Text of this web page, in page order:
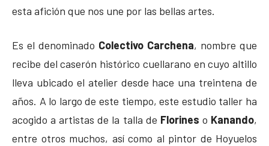
esta afición que nos une por las bellas artes.
Es el denominado Colectivo Carchena, nombre que
recibe del caserón histórico cuellarano en cuyo altillo
lleva ubicado el atelier desde hace una treintena de
años. A lo largo de este tiempo, este estudio taller ha
acogido a artistas de la talla de Florines o Kanando,
entre otros muchos, así como al pintor de Hoyuelos